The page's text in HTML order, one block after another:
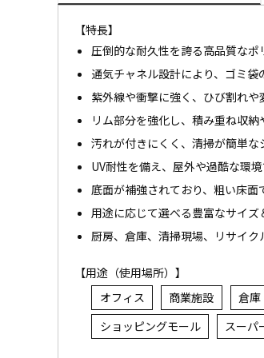
【特長】
圧倒的な耐久性を誇る高品質な
通気チャネル設計により、ゴミ
紫外線や衝撃に強く、ひび割れ
リム部分を強化し、積み重ね収
汚れが付きにくく、清掃が簡単な
UV耐性を備え、屋外や過酷な環
底面が補強されており、粗い床
用途に応じて選べる豊富なサイ
厨房、倉庫、清掃現場、リサイ
【用途（使用場所）】
オフィス
商業施設 倉庫
ショッピングモール
スーパ